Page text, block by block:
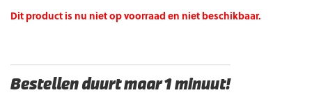
Dit product is nu niet op voorraad en niet beschikbaar.
Bestellen duurt maar 1 minuut!